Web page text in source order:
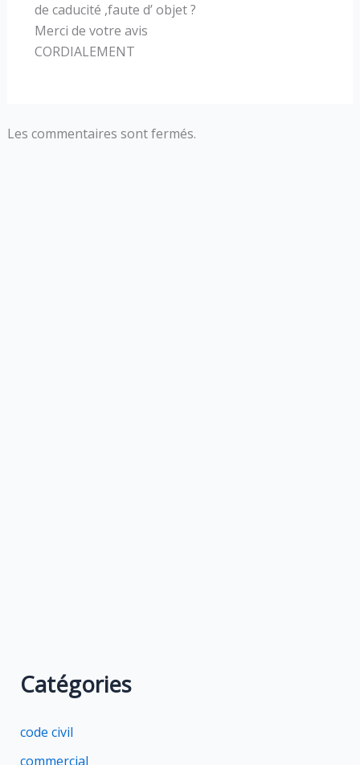
de caducité ,faute d’ objet ?
Merci de votre avis
CORDIALEMENT
Les commentaires sont fermés.
Catégories
code civil
commercial